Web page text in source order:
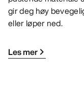
gir deg høy
eller løper ned.
Les mer